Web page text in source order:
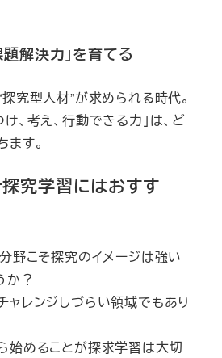
解決力」を育てる
究型人材”が求められる時代。
、考え、行動できる力」は、ど
す。
探究学習にはおすす
野こそ探究のイメージは強い
か？
ャレンジしづらい領域でもあり
始めることが探求学習は大切